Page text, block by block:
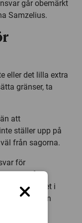
går obemärkt
Samzelius.
eller det lilla extra
gränser, ta
att
ställer upp på
från sagorna.
för
ska få
fortsätter det i
barnbarnen